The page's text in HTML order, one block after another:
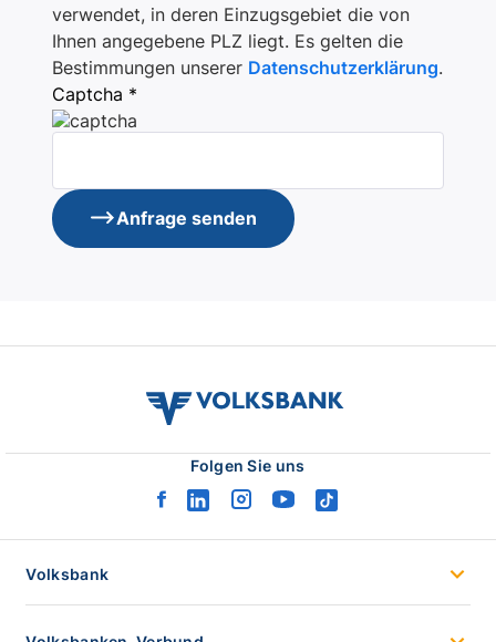
verwendet, in deren Einzugsgebiet die von
Ihnen angegebene PLZ liegt. Es gelten die
Bestimmungen unserer Datenschutzerklärung.
Captcha *
Anfrage senden
volksbank
Folgen Sie uns
facebook
linkedininstagram
youtubetiktok
Volksbank